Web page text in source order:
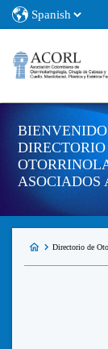
ASOCIADOS
Directorio de